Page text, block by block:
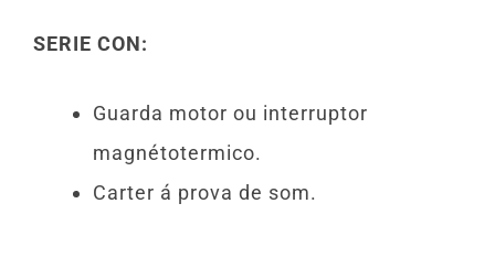
SERIE CON:
Guarda motor ou interruptor
magnétotermico.
Carter á prova de som.